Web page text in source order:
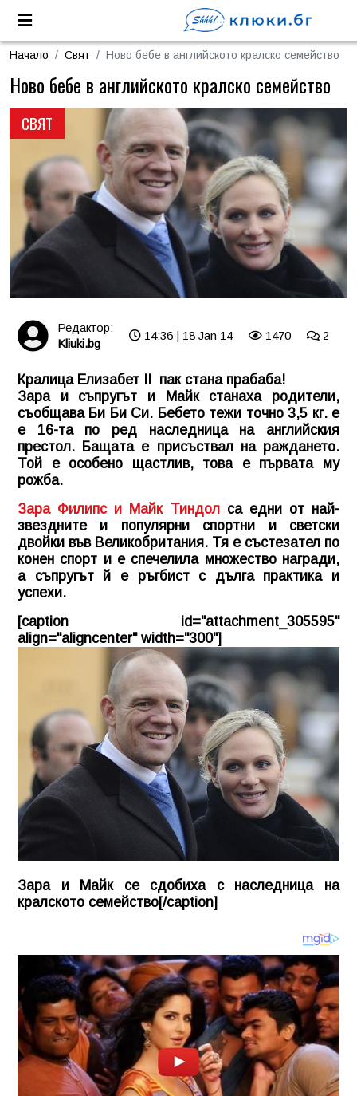
Начало Свят Ново бебе в английското кралско семейство
СВЯТ
Ново бебе в английското кралско семейство
Редактор:
Kliuki.bg
14:36 | 18 Jan 14 1470 2
Кралица Елизабет II пак стана прабаба!
Зара и съпругът и Майк станаха родители,
съобщава Би Би Си. Бебето тежи точно 3,5 кг. е
е 16-та по ред наследница на английския
престол. Бащата е присъствал на раждането.
Той е особено щастлив, това е първата му
рожба.
Зара Филипс и Майк Тиндолса едни от най-
звездните и популярни спортни и светски
двойки във Великобритания. Тя е състезател по
конен спорт и е спечелила множество награди,
а съпругът й е ръгбист с дълга практика и
успехи.
[caption id="attachment_305595"
align="aligncenter" width="300"]
Зара и Майк се сдобиха с наследница на
кралското семейство[/caption]